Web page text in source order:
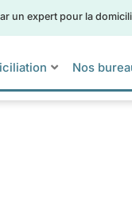
un expert pour la
Nos